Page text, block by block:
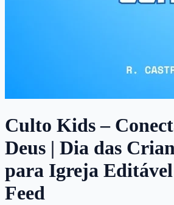
Culto Kids –
Deus | Dia das
para Igreja
Feed